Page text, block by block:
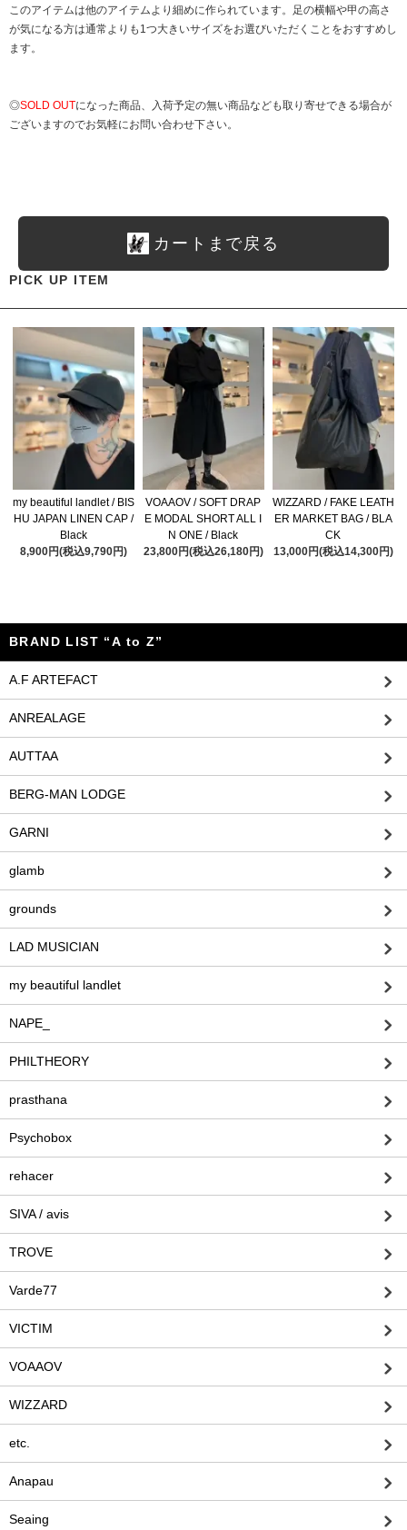
このアイテムは他のアイテムより細めに作られています。足の横幅や甲の高さ
が気になる方は通常よりも1つ大きいサイズをお選びいただくことをおすすめし
ます。
◎SOLD OUTになった商品、入荷予定の無い商品なども取り寄せできる場合が
ございますのでお気軽にお問い合わせ下さい。
カートまで戻る
PICK UP ITEM
my beautiful landlet / BIS
HU JAPAN LINEN CAP /
Black
8,900円(税込9,790円)
VOAAOV / SOFT DRAP
E MODAL SHORT ALL I
N ONE / Black
23,800円(税込26,180円)
WIZZARD / FAKE LEATH
ER MARKET BAG / BLA
CK
13,000円(税込14,300円)
BRAND LIST “A to Z”
A.F ARTEFACT
ANREALAGE
AUTTAA
BERG-MAN LODGE
GARNI
glamb
grounds
LAD MUSICIAN
my beautiful landlet
NAPE_
PHILTHEORY
prasthana
Psychobox
rehacer
SIVA / avis
TROVE
Varde77
VICTIM
VOAAOV
WIZZARD
etc.
Anapau
Seaing